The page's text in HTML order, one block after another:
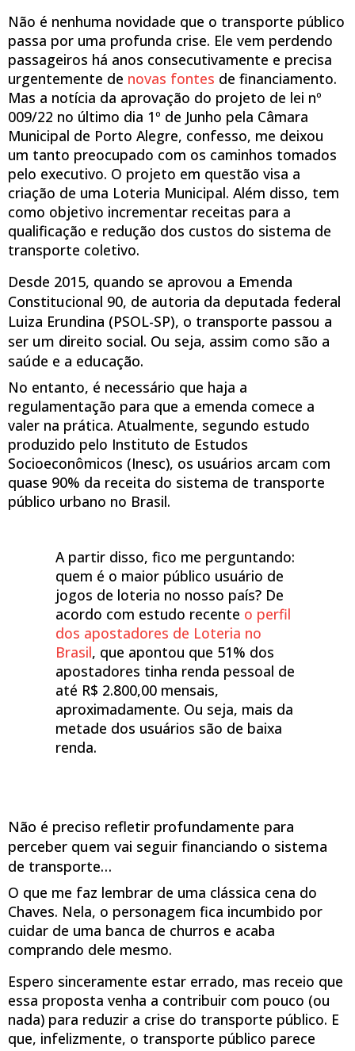
Não é nenhuma novidade que o transporte público
passa por uma profunda crise. Ele vem perdendo
passageiros há anos consecutivamente e precisa
urgentemente de novas fontes de financiamento.
Mas a notícia da aprovação do projeto de lei nº
009/22 no último dia 1º de Junho pela Câmara
Municipal de Porto Alegre, confesso, me deixou
um tanto preocupado com os caminhos tomados
pelo executivo. O projeto em questão visa a
criação de uma Loteria Municipal. Além disso, tem
como objetivo incrementar receitas para a
qualificação e redução dos custos do sistema de
transporte coletivo.
Desde 2015, quando se aprovou a Emenda
Constitucional 90, de autoria da deputada federal
Luiza Erundina (PSOL-SP), o transporte passou a
ser um direito social. Ou seja, assim como são a
saúde e a educação.
No entanto, é necessário que haja a
regulamentação para que a emenda comece a
valer na prática. Atualmente, segundo estudo
produzido pelo Instituto de Estudos
Socioeconômicos (Inesc), os usuários arcam com
quase 90% da receita do sistema de transporte
público urbano no Brasil.
A partir disso, fico me perguntando:
quem é o maior público usuário de
jogos de loteria no nosso país? De
acordo com estudo recente o perfil
dos apostadores de Loteria no
Brasil, que apontou que 51% dos
apostadores tinha renda pessoal de
até R$ 2.800,00 mensais,
aproximadamente. Ou seja, mais da
metade dos usuários são de baixa
renda.
Não é preciso refletir profundamente para
perceber quem vai seguir financiando o sistema
de transporte…
O que me faz lembrar de uma clássica cena do
Chaves. Nela, o personagem fica incumbido por
cuidar de uma banca de churros e acaba
comprando dele mesmo.
Espero sinceramente estar errado, mas receio que
essa proposta venha a contribuir com pouco (ou
nada) para reduzir a crise do transporte público. E
que, infelizmente, o transporte público parece